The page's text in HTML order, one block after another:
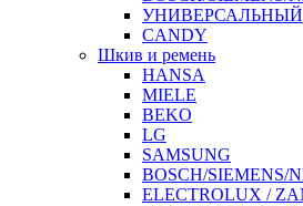
УНИВЕРСАЛЬНЫЙ
CANDY
Шкив и ремень
HANSA
MIELE
BEKO
LG
SAMSUNG
BOSCH/SIEMENS/
ELECTROLUX /